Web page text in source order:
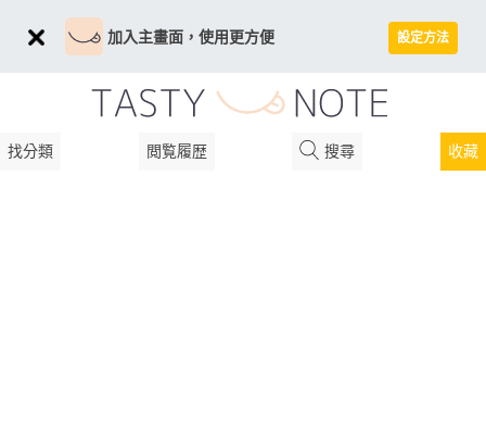
加入主畫面，使用更方便 設定方法
找分類 閲覧履歴 搜尋 收藏